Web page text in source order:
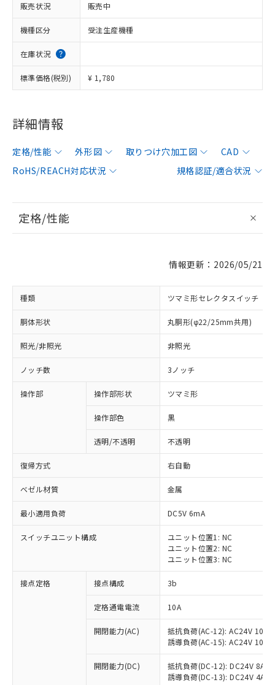
販売状況 販売中
機種区分 受注生産機種
在庫状況
標準価格(税別) ¥ 1,780
詳細情報
定格/性能 外形図 取りつけ穴加工図
CAD
RoHS/REACH対応状況
規格認証/適合状況
定格/性能
情報更新：2026/05/21
種類 ツマミ形セレクタスイッチ
胴体形状 丸胴形(φ22/25mm共用)
照光/非照光 非照光
ノッチ数 3ノッチ
操作部 操作部形状 ツマミ形
操作部色 黒
透明/不透明 不透明
復帰方式 右自動
ベゼル材質 金属
最小適用負荷 DC5V 6mA
スイッチユニット構成
ユニット位置1: NC
ユニット位置2: NC
ユニット位置3: NC
接点定格 接点構成 3b
定格通電電流 10A
開閉能力(AC)
抵抗負荷(AC-12): AC24V 10A/
誘導負荷(AC-15): AC24V
開閉能力(DC)
抵抗負荷(DC-12): DC24V 8A/
誘導負荷(DC-13): DC24V 4A/
ご利用条件
対応済み：EU RoHS指令（10物質）の
非含有に対応した製品が提供可能な商品で
有に対応した製品に切り替える予定のある